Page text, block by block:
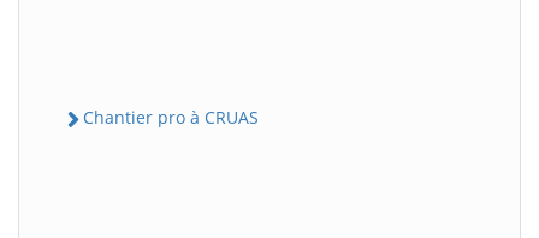
Chantier pro à CRUAS